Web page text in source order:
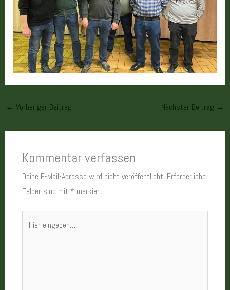
← Vorheriger Beitrag Nächster Beitrag →
Kommentar verfassen
Deine E-Mail-Adresse wird nicht veröffentlicht. Erforderliche
Felder sind mit * markiert
eingeben…